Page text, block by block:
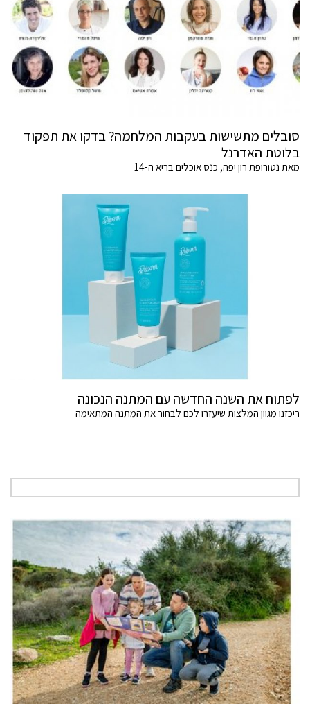
סובלים מתשישות בעקבות המלחמה? בדקו את תפקוד
בלוטת האדרנל
מאת נטורופת רון יפה, כנס אוכלים בריא ה-14
לפתוח את השנה החדשה עם המתנה הנכונה
ריכזנו מגוון המלצות שיעזרו לכם לבחור את המתנה המתאימה